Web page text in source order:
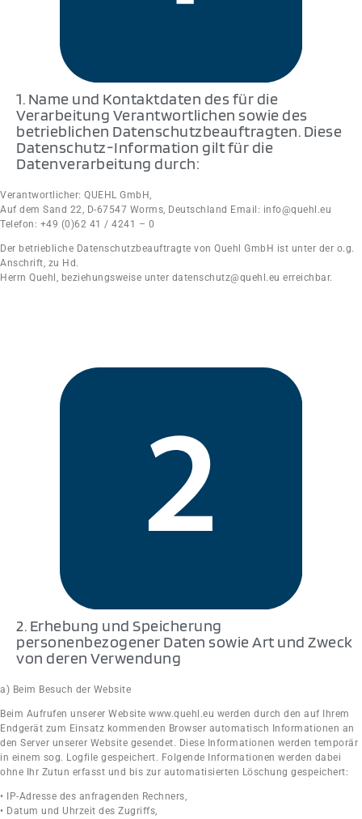
1. Name und Kontaktdaten des für die
Verarbeitung Verantwortlichen sowie des
betrieblichen Datenschutzbeauftragten. Diese
Datenschutz-Information gilt für die
Datenverarbeitung durch:
Verantwortlicher: QUEHL GmbH,
Auf dem Sand 22, D-67547 Worms, Deutschland Email: info@quehl.eu
Telefon: +49 (0)62 41 / 4241 – 0
Der betriebliche Datenschutzbeauftragte von Quehl GmbH ist unter der o.g.
Anschrift, zu Hd.
Herrn Quehl, beziehungsweise unter datenschutz@quehl.eu erreichbar.
2. Erhebung und Speicherung
personenbezogener Daten sowie Art und Zweck
von deren Verwendung
a) Beim Besuch der Website
Beim Aufrufen unserer Website www.quehl.eu werden durch den auf Ihrem
Endgerät zum Einsatz kommenden Browser automatisch Informationen an
den Server unserer Website gesendet. Diese Informationen werden temporär
in einem sog. Logfile gespeichert. Folgende
Informationen werden dabei
ohne Ihr Zutun erfasst und bis zur automatisierten Löschung gespeichert:
• IP-Adresse des anfragenden Rechners,
• Datum und Uhrzeit des Zugriffs,